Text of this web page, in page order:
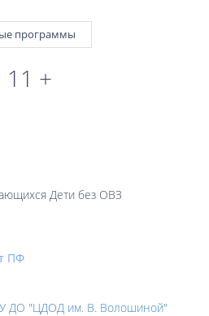
программы
11 +
Дети без ОВЗ
ПФ
ДО "ЦДОД им. В. Волошиной"